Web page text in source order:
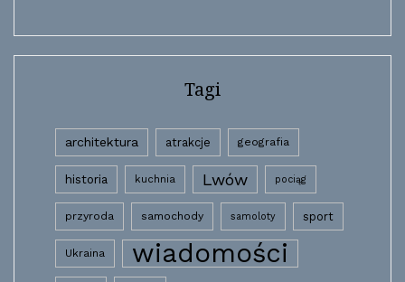
Tagi
architektura atrakcje geografia
historia kuchnia Lwów pociąg
przyroda samochody samoloty sport
Ukraina wiadomości